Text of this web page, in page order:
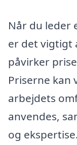
Når du
er det vigtigt
påvirker
Priserne
arbejdets
anvendes,
og